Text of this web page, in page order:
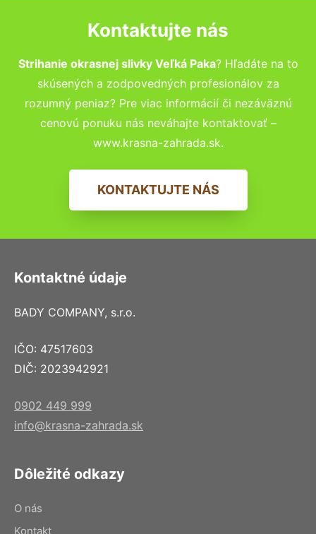
Kontaktujte nás
Strihanie okrasnej slivky Veľká Paka? Hľadáte na to
skúsených a zodpovedných profesionálov za
rozumný peniaz? Pre viac informácií či nezáväznú
cenovú ponuku nás neváhajte kontaktovať –
www.krasna-zahrada.sk.
KONTAKTUJTE NÁS
Kontaktné údaje
BADY COMPANY, s.r.o.
IČO: 47517603
DIČ: 2023942921
0902 449 999
info@krasna-zahrada.sk
Dôležité odkazy
O nás
Kontakt